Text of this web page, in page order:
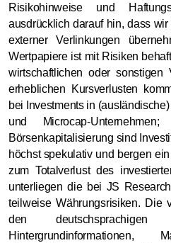
Risikohinweise und
ausdrücklich darauf hin, dass
externer Verlinkungen
Wertpapiere ist mit Risiken
wirtschaftlichen oder
erheblichen Kursverlusten
bei Investments in
und Microcap-
Börsenkapitalisierung sind
höchst spekulativ und bergen
zum Totalverlust des
unterliegen die bei JS
teilweise Währungsrisiken. Die
den deutschsprachigen
Hintergrundinformationen,